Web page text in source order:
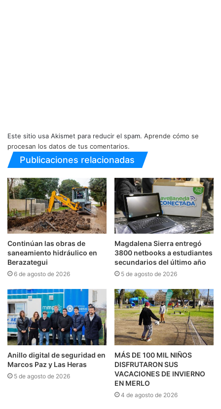
Este sitio usa Akismet para reducir el spam. Aprende cómo se
procesan los datos de tus comentarios.
Publicaciones relacionadas
Continúan las obras de
saneamiento hidráulico en
Berazategui
6 de agosto de 2026
Magdalena Sierra entregó
3800 netbooks a estudiantes
secundarios del último año
5 de agosto de 2026
Anillo digital de seguridad en
Marcos Paz y Las Heras
5 de agosto de 2026
MÁS DE 100 MIL NIÑOS
DISFRUTARON SUS
VACACIONES DE INVIERNO
EN MERLO
4 de agosto de 2026